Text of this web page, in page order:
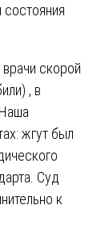
скорой
, в
жгут был
Суд
к